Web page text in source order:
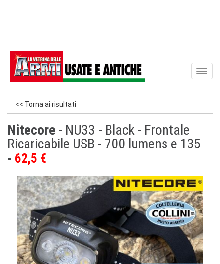
<< Torna ai risultati
Nitecore - NU33 - Black - Frontale
Ricaricabile USB - 700 lumens e 135
62,5 €